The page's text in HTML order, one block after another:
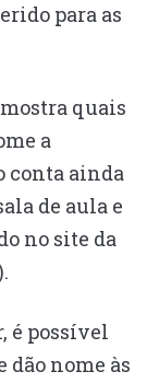
para as
quais
a
conta ainda
de aula e
no site da
é possível
nome às